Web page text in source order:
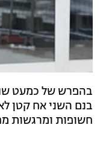
בהפרש של כמעט
בנם השני אח קטן
חשופות ומרגשות